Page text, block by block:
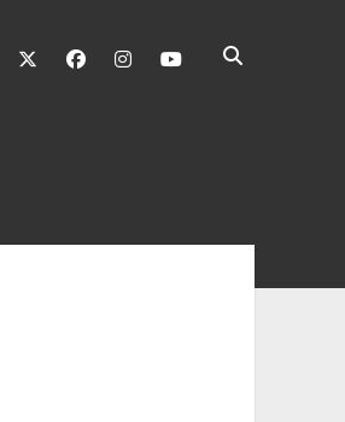
twitter facebookinstagramyoutube